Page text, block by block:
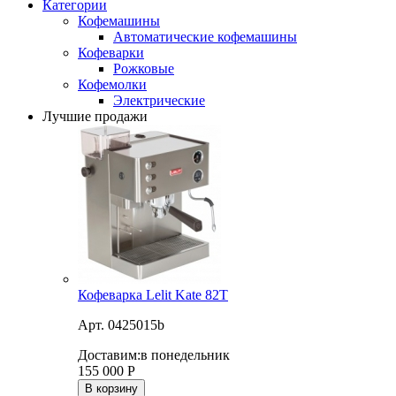
Категории
Кофемашины
Автоматические кофемашины
Кофеварки
Рожковые
Кофемолки
Электрические
Лучшие продажи
Кофеварка Lelit Kate 82T
Арт. 0425015b
Доставим:в понедельник
155 000 Р
В корзину